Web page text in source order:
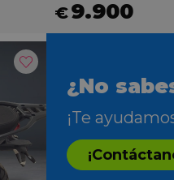
€9.900
¿No
¡Te